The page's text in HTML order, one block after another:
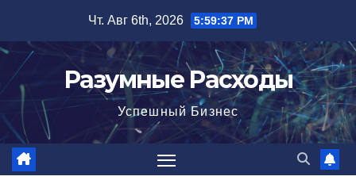
содержимому
Чт. Авг 6th, 2026 5:59:38 PM
Разумные Расходы
Успешный Бизнес